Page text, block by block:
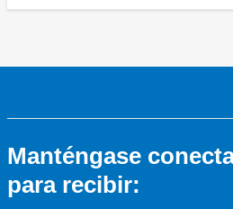
Manténgase
para recibir: